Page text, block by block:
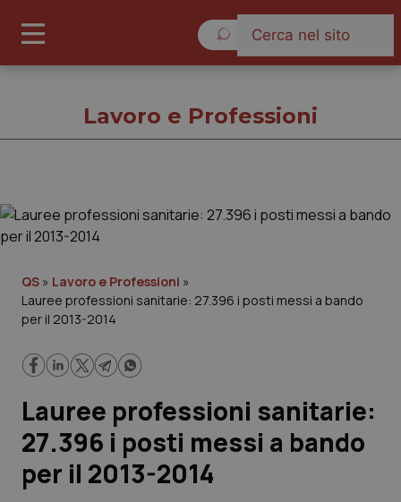
Governo e Parlamento
Regioni e Asl
Lavoro e Professioni
Scienza e Farmaci
Studi e Analisi
Lavoro e Professioni
QS » Lavoro e Professioni »
Lauree professioni sanitarie: 27.396 i posti messi a bando
per il 2013-2014
Lauree professioni sanitarie:
27.396 i posti messi a bando
per il 2013-2014